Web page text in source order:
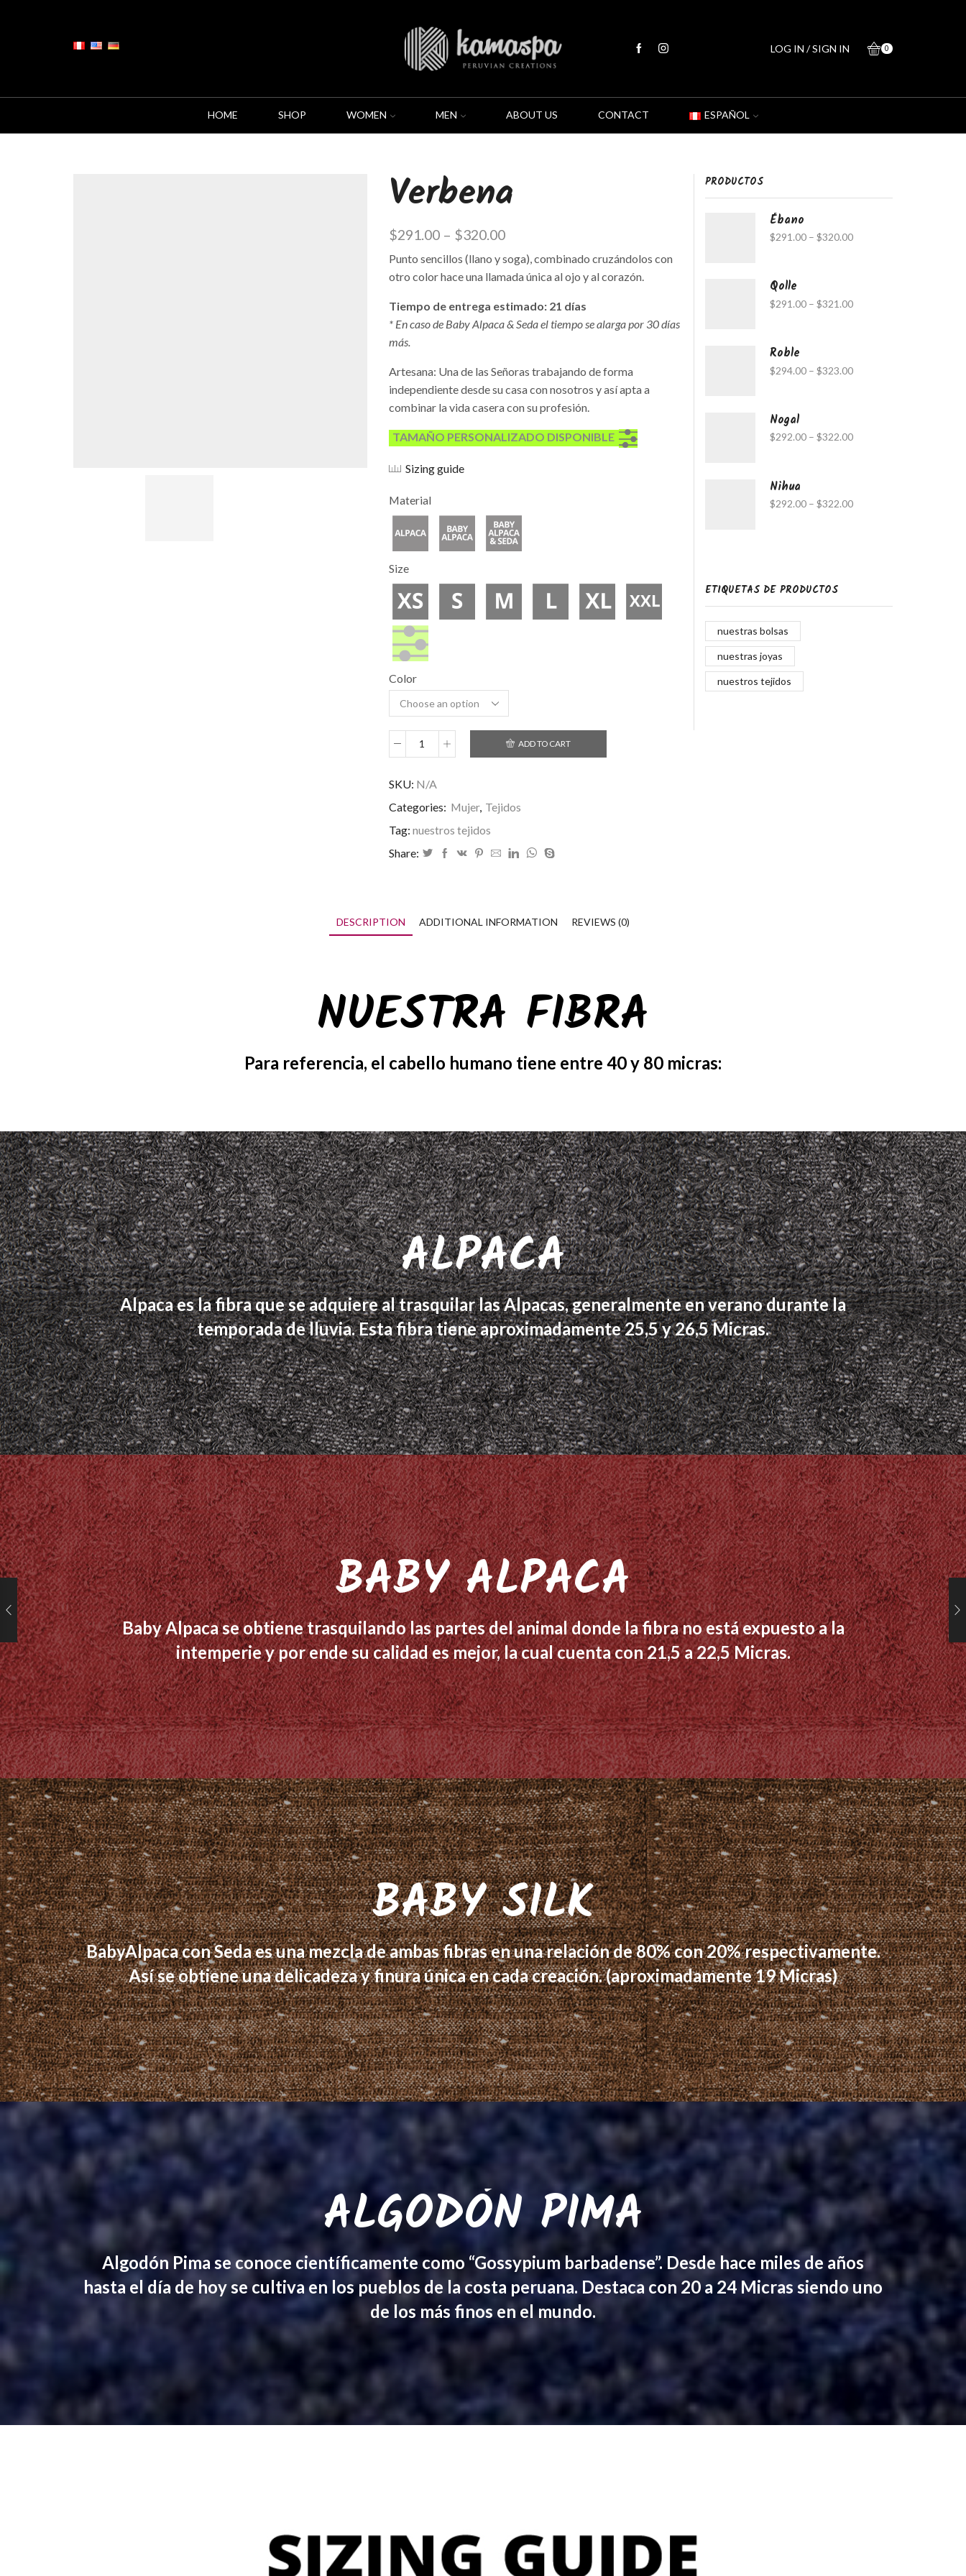
LOG IN / SIGN IN 0
HOME SHOP WOMEN MEN ABOUT US CONTACT ESPAÑOL
Verbena
$291.00– $320.00
Punto sencillos (llano y soga), combinado cruzándolos con
otro color hace una llamada única al ojo y al corazón.
Tiempo de entrega estimado: 21 días
* En caso de Baby Alpaca & Seda el tiempo se alarga por 30 días
más.
Artesana: Una de las Señoras trabajando de forma
independiente desde su casa con nosotros y así apta a
combinar la vida casera con su profesión.
TAMAÑO PERSONALIZADO DISPONIBLE
Sizing guide
Material
Alpaca
Silk/Seide/Seda
Size
XS
Color
ADD TO CART
SKU: N/A
Categories: Mujer, Tejidos
Tag: nuestros tejidos
Share:
PRODUCTOS
Ébano
$291.00– $320.00
Qolle
$291.00– $321.00
Roble
$294.00– $323.00
Nogal
$292.00– $322.00
Nihua
$292.00– $322.00
ETIQUETAS DE PRODUCTOS
nuestras bolsas
nuestras joyas
nuestros tejidos
DESCRIPTION ADDITIONAL INFORMATION REVIEWS (0)
NUESTRA FIBRA
Para referencia, el cabello humano tiene entre 40 y 80 micras:
ALPACA
Alpaca es la fibra que se adquiere al trasquilar las Alpacas, generalmente en verano durante la
temporada de lluvia. Esta fibra tiene aproximadamente 25,5 y 26,5 Micras.
BABY ALPACA
Baby Alpaca se obtiene trasquilando las partes del animal donde la fibra no está expuesto a la
intemperie y por ende su calidad es mejor, la cual cuenta con 21,5 a 22,5 Micras.
BABY SILK
BabyAlpaca con Seda es una mezcla de ambas fibras en una relación de 80% con 20% respectivamente.
Así se obtiene una delicadeza y finura única en cada creación. (aproximadamente 19 Micras)
ALGODÓN PIMA
Algodón Pima se conoce científicamente como “Gossypium barbadense”. Desde hace miles de años
hasta el día de hoy se cultiva en los pueblos de la costa peruana. Destaca con 20 a 24 Micras siendo uno
de los más finos en el mundo.